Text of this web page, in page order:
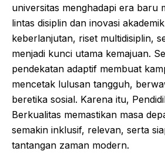
universitas menghadapi era baru
lintas disiplin dan inovasi
keberlanjutan, riset multidisiplin,
menjadi kunci utama kemajuan.
pendekatan adaptif membuat
mencetak lulusan tangguh,
beretika sosial. Karena itu,
Berkualitas memastikan masa
semakin inklusif, relevan, serta
tantangan zaman modern.